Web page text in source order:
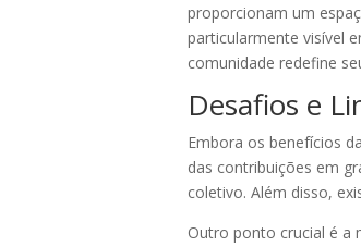
proporcionam um
particularmente visível
comunidade redefine
Desafios e
Embora os benefícios
das contribuições em
coletivo. Além disso,
Outro ponto crucial é a